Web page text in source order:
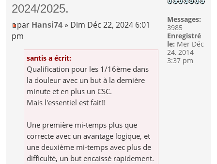
2024/2025.
par Hansi74 » Dim Déc 22, 2024 6:01
pm
santis a écrit:
Qualification pour les 1/16ème dans
la douleur avec un but à la dernière
minute et en plus un CSC.
Mais l'essentiel est fait!!
Une première mi-temps plus que
correcte avec un avantage logique, et
une deuxième mi-temps avec plus de
difficulté, un but encaissé rapidement.
Messages:
3985
Enregistré
le: Mer Déc
24, 2014
3:37 pm